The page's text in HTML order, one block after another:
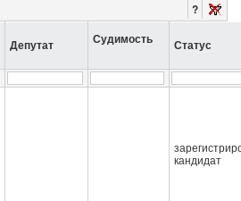
?
Депутат Судимость Статус
кандидат